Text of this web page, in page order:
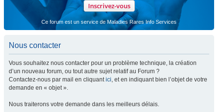
Inscrivez-vous
Ce forum est un service de Maladies Rares Info Services
Nous contacter
Vous souhaitez nous contacter pour un problème technique, la création
d’un nouveau forum, ou tout autre sujet relatif au Forum ?
Contactez-nous par mail en cliquantici, et en indiquant bien l’objet de votre
demande en « objet ».
Nous traiterons votre demande dans les meilleurs délais.